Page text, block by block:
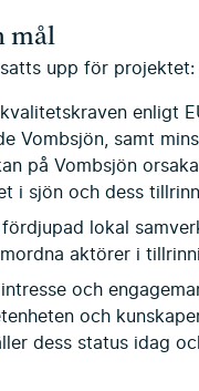
mål
satts upp för projektet:
enligt
Vombsjön, samt
på Vombsjön
i sjön och dess
fördjupad lokal
aktörer i
och
och
dess status idag